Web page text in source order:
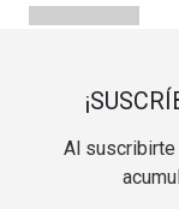
Al suscribirte